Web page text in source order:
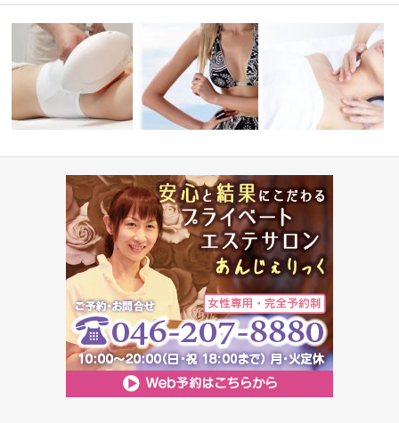
高速連射脱毛！
高速脱毛スタート♪ 肌悩み＆美肌理論